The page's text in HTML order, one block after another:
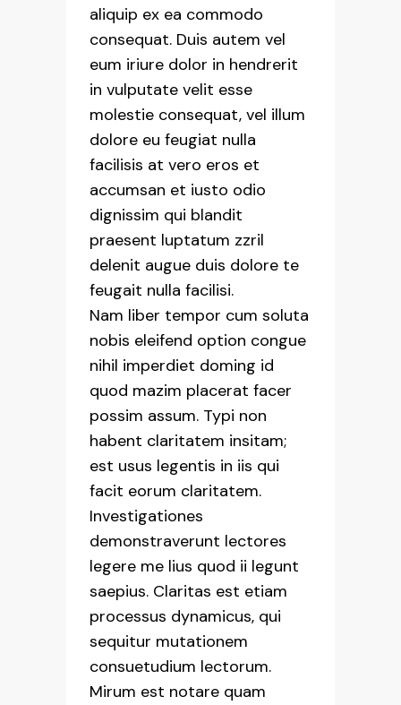
aliquip ex ea commodo
consequat. Duis autem vel
eum iriure dolor in hendrerit
in vulputate velit esse
molestie consequat, vel illum
dolore eu feugiat nulla
facilisis at vero eros et
accumsan et iusto odio
dignissim qui blandit
praesent luptatum zzril
delenit augue duis dolore te
feugait nulla facilisi.
Nam liber tempor cum soluta
nobis eleifend option congue
nihil imperdiet doming id
quod mazim placerat facer
possim assum. Typi non
habent claritatem insitam;
est usus legentis in iis qui
facit eorum claritatem.
Investigationes
demonstraverunt lectores
legere me lius quod ii legunt
saepius. Claritas est etiam
processus dynamicus, qui
sequitur mutationem
consuetudium lectorum.
Mirum est notare quam